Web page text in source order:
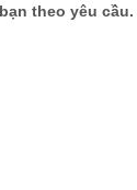
theo yêu cầu.